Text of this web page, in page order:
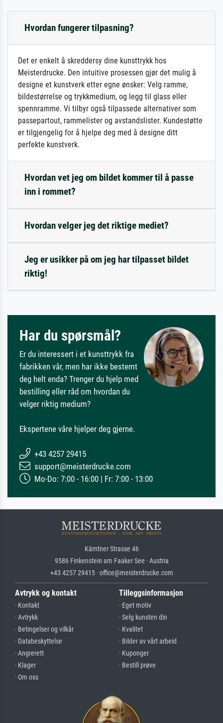
Hvordan fungerer tilpasning?
Det er enkelt å skreddersy dine kunsttrykk hos
Meisterdrucke. Den intuitive prosessen gjør det mulig å
designe et kunstverk etter egne ønsker: Velg ramme,
bildestørrelse og trykkmedium, og legg til glass eller
spennramme. Vi tilbyr også tilpassede alternativer som
passepartout, rammelister og avstandslister. Kundestøtte
er tilgjengelig for å hjelpe deg med å designe ditt
perfekte kunstverk.
Hvordan vet jeg om bildet kommer til å passe
inn i rommet?
Hvordan velger jeg det riktige mediet?
Jeg er usikker på om jeg har tilpasset bildet
riktig!
Har du spørsmål?
Er du interessert i et kunsttrykk fra
fabrikken vår, men har ikke bestemt
deg helt enda? Trenger du hjelp med
bestilling eller råd om hvordan du
velger riktig medium?
Ekspertene våre hjelper deg gjerne.
+43 4257 29415
support@meisterdrucke.com
Mo-Do: 7:00 - 16:00 | Fr: 7:00 - 13:00
Kärntner Strasse 46
9586 Finkenstein am Faaker See · Austria
+43 4257 29415 · office@meisterdrucke.com
Avtrykk og kontakt
· Kontakt
· Avtrykk
· Betingelser og vilkår
· Databeskyttelse
· Angrerett
· Klager
· Om oss
Tilleggsinformasjon
· Eget motiv
· Selg kunsten din
· Kvalitet
· Bilder av vårt arbeid
· Kuponger
· Bestill prøve